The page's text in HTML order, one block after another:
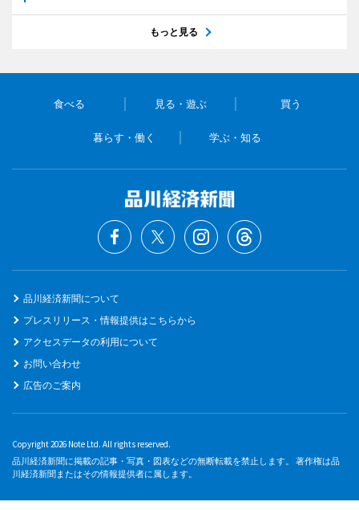
もっと見る
食べる 見る・遊ぶ 買う
暮らす・働く 学ぶ・知る
品川経済新聞について
プレスリリース・情報提供はこちらから
アクセスデータの利用について
お問い合わせ
広告のご案内
Copyright 2026 Note Ltd. All rights reserved.
品川経済新聞に掲載の記事・写真・図表などの無断転載を禁止します。 著作権は品
川経済新聞またはその情報提供者に属します。